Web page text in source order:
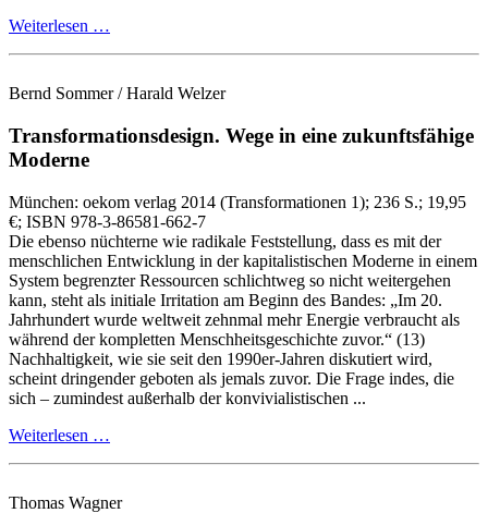
Weiterlesen …
Bernd Sommer / Harald Welzer
Transformationsdesign. Wege in eine zukunftsfähige
Moderne
München: oekom verlag 2014 (Transformationen 1); 236 S.; 19,95
€; ISBN 978-3-86581-662-7
Die ebenso nüchterne wie radikale Feststellung, dass es mit der
menschlichen Entwicklung in der kapitalistischen Moderne in einem
System begrenzter Ressourcen schlichtweg so nicht weitergehen
kann, steht als initiale Irritation am Beginn des Bandes: „Im 20.
Jahrhundert wurde weltweit zehnmal mehr Energie verbraucht als
während der kompletten Menschheitsgeschichte zuvor.“ (13)
Nachhaltigkeit, wie sie seit den 1990er‑Jahren diskutiert wird,
scheint dringender geboten als jemals zuvor. Die Frage indes, die
sich – zumindest außerhalb der konvivialistischen ...
Weiterlesen …
Thomas Wagner